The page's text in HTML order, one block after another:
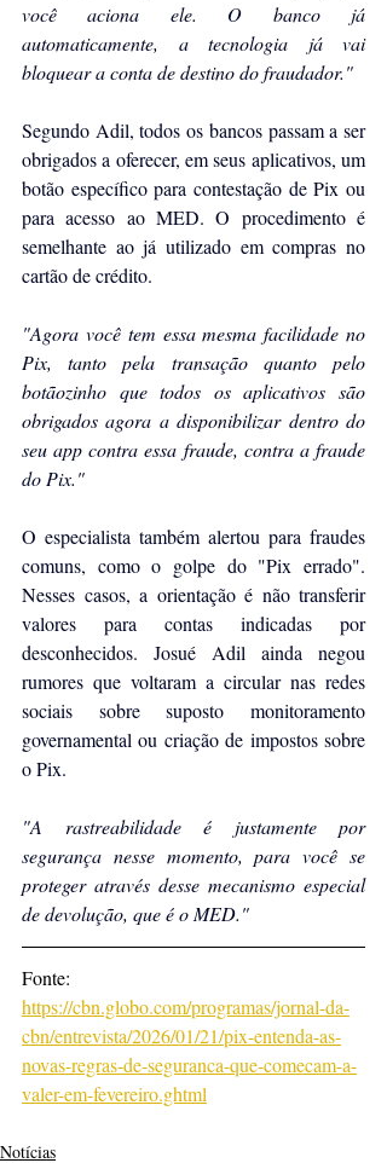
você aciona ele. O banco já
automaticamente, a tecnologia já vai
bloquear a conta de destino do fraudador."
Segundo Adil, todos os bancos passam a ser
obrigados a oferecer, em seus aplicativos, um
botão específico para contestação de Pix ou
para acesso ao MED. O procedimento é
semelhante ao já utilizado em compras no
cartão de crédito.
"Agora você tem essa mesma facilidade no
Pix, tanto pela transação quanto pelo
botãozinho que todos os aplicativos são
obrigados agora a disponibilizar dentro do
seu app contra essa fraude, contra a fraude
do Pix."
O especialista também alertou para fraudes
comuns, como o golpe do "Pix errado".
Nesses casos, a orientação é não transferir
valores para contas indicadas por
desconhecidos. Josué Adil ainda negou
rumores que voltaram a circular nas redes
sociais sobre suposto monitoramento
governamental ou criação de impostos sobre
o Pix.
"A rastreabilidade é justamente por
segurança nesse momento, para você se
proteger através desse mecanismo especial
de devolução, que é o MED."
Fonte:
https://cbn.globo.com/programas/jornal-da-
cbn/entrevista/2026/01/21/pix-entenda-as-
novas-regras-de-seguranca-que-comecam-a-
valer-em-fevereiro.ghtml
Notícias